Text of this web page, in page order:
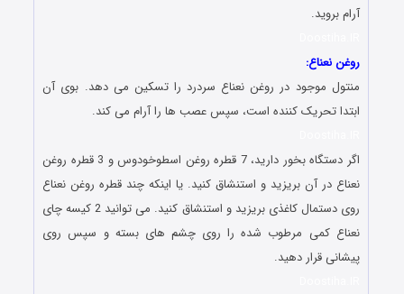
آرام بروید.
روغن نعناع:
منتول موجود در روغن نعناع سردرد را تسکین می دهد. بوی آن
ابتدا تحریک کننده است، سپس عصب ها را آرام می کند.
اگر دستگاه بخور دارید، 7 قطره روغن اسطوخودوس و 3 قطره روغن
نعناع در آن بریزید و استنشاق کنید. یا اینکه چند قطره روغن نعناع
روی دستمال کاغذی بریزید و استنشاق کنید. می توانید 2 کیسه چای
نعناع کمی مرطوب شده را روی چشم های بسته و سپس روی
پیشانی قرار دهید.